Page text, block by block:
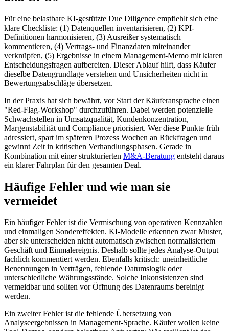
Für eine belastbare KI-gestützte Due Diligence empfiehlt sich eine
klare Checkliste: (1) Datenquellen inventarisieren, (2) KPI-
Definitionen harmonisieren, (3) Ausreißer systematisch
kommentieren, (4) Vertrags- und Finanzdaten miteinander
verknüpfen, (5) Ergebnisse in einem Management-Memo mit klaren
Entscheidungsfragen aufbereiten. Dieser Ablauf hilft, dass Käufer
dieselbe Datengrundlage verstehen und Unsicherheiten nicht in
Bewertungsabschläge übersetzen.
In der Praxis hat sich bewährt, vor Start der Käuferansprache einen
"Red-Flag-Workshop" durchzuführen. Dabei werden potenzielle
Schwachstellen in Umsatzqualität, Kundenkonzentration,
Margenstabilität und Compliance priorisiert. Wer diese Punkte früh
adressiert, spart im späteren Prozess Wochen an Rückfragen und
gewinnt Zeit in kritischen Verhandlungsphasen. Gerade in
Kombination mit einer strukturierten M&A-Beratung entsteht daraus
ein klarer Fahrplan für den gesamten Deal.
Häufige Fehler und wie man sie
vermeidet
Ein häufiger Fehler ist die Vermischung von operativen Kennzahlen
und einmaligen Sondereffekten. KI-Modelle erkennen zwar Muster,
aber sie unterscheiden nicht automatisch zwischen normalisiertem
Geschäft und Einmalereignis. Deshalb sollte jedes Analyse-Output
fachlich kommentiert werden. Ebenfalls kritisch: uneinheitliche
Benennungen in Verträgen, fehlende Datumslogik oder
unterschiedliche Währungsstände. Solche Inkonsistenzen sind
vermeidbar und sollten vor Öffnung des Datenraums bereinigt
werden.
Ein zweiter Fehler ist die fehlende Übersetzung von
Analyseergebnissen in Management-Sprache. Käufer wollen keine